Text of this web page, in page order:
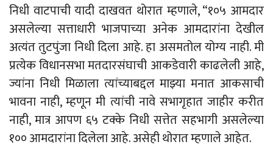
निधी वाटपाची यादी दाखवत थोरात म्हणाले, “१०५ आमदार
असलेल्या सत्ताधारी भाजपाच्या अनेक आमदारांना देखील
अत्यंत तुटपुंजा निधी दिला आहे. हा असमतोल योग्य नाही. मी
प्रत्येक विधानसभा मतदारसंघाची आकडेवारी काढलेली आहे,
ज्यांना निधी मिळाला त्यांच्याबद्दल माझ्या मनात आकसाची
भावना नाही, म्हणून मी त्यांची नावे सभागृहात जाहीर करीत
नाही, मात्र आपण ६५ टक्के निधी सत्तेत सहभागी असलेल्या
१०० आमदारांना दिलेला आहे. असेही थोरात म्हणाले आहेत.